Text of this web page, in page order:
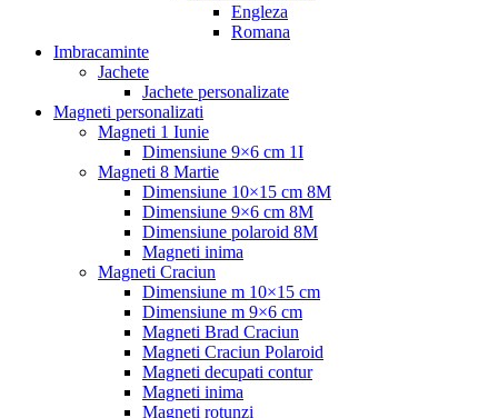
Engleza
Romana
Imbracaminte
Jachete
Jachete personalizate
Magneti personalizati
Magneti 1 Iunie
Dimensiune 9×6 cm 1I
Magneti 8 Martie
Dimensiune 10×15 cm 8M
Dimensiune 9×6 cm 8M
Dimensiune polaroid 8M
Magneti inima
Magneti Craciun
Dimensiune m 10×15 cm
Dimensiune m 9×6 cm
Magneti Brad Craciun
Magneti Craciun Polaroid
Magneti decupati contur
Magneti inima
Magneti rotunzi